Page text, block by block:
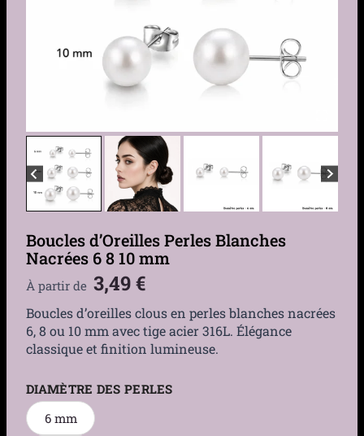
Boucles d’Oreilles Perles Blanches
Nacrées 6 8 10 mm
À partir de 3,49€
Boucles d’oreilles clous en perles blanches nacrées
6, 8 ou 10 mm avec tige acier 316L. Élégance
classique et finition lumineuse.
DIAMÈTRE DES PERLES
6 mm